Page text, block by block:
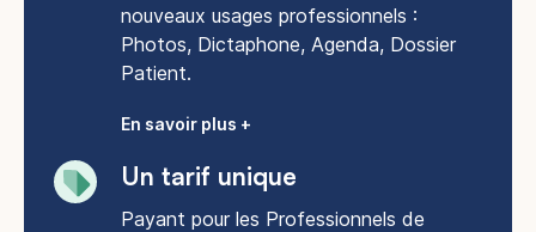
nouveaux usages professionnels :
Photos, Dictaphone, Agenda, Dossier
Patient.
En savoir plus +
Un tarif unique
Payant pour les Professionnels de